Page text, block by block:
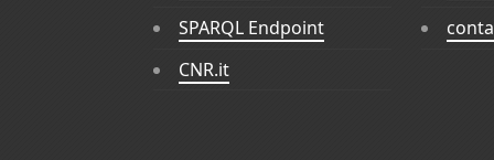
SPARQL Endpoint
CNR.it